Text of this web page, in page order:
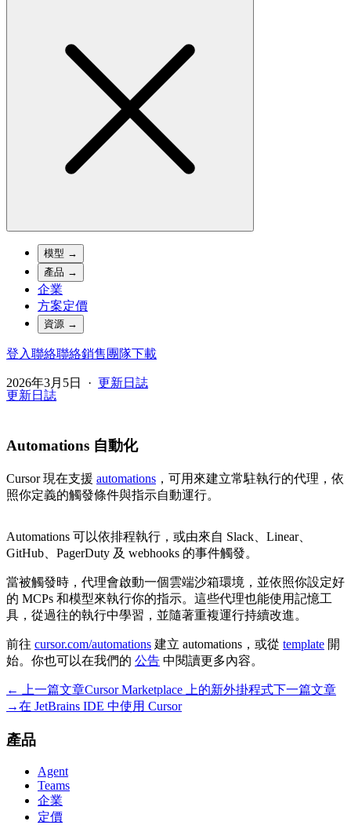
模型 →
產品 →
企業
方案定價
資源 →
登入聯絡聯絡銷售團隊下載
2026年3月5日 · 更新日誌
更新日誌
Automations 自動化
Cursor 現在支援 automations ，可用來建立常駐執行的代理，依
照你定義的觸發條件與指示自動運行。
Automations 可以依排程執行，或由來自 Slack、Linear、
GitHub、PagerDuty 及 webhooks 的事件觸發。
當被觸發時，代理會啟動一個雲端沙箱環境，並依照你設定好
的 MCPs 和模型來執行你的指示。這些代理也能使用記憶工
具，從過往的執行中學習，並隨著重複運行持續改進。
前往 cursor.com/automations 建立 automations，或從 template 開
始。你也可以在我們的 公告 中閱讀更多內容。
← 上一篇文章Cursor Marketplace 上的新外掛程式下一篇文章
→在 JetBrains IDE 中使用 Cursor
產品
Agent
Teams
企業
定價